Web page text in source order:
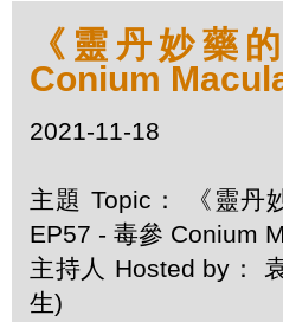
《靈丹妙藥
Conium
2021-11-18
主題 Topic： 《靈丹
EP57 - 毒參 Conium
主持人 Hosted by：
生)